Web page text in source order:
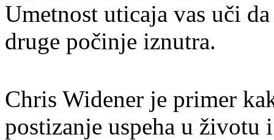
Umetnost uticaja vas uči
druge počinje iznutra.
Chris Widener je primer
postizanje uspeha u